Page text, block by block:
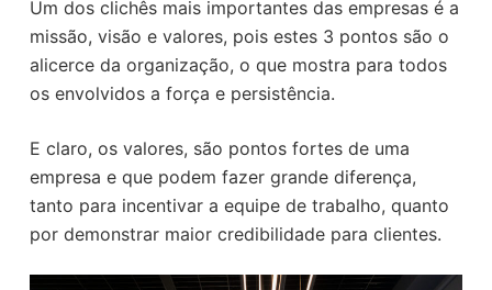
Um dos clichês mais importantes das empresas é a
missão, visão e valores, pois estes 3 pontos são o
alicerce da organização, o que mostra para todos
os envolvidos a força e persistência.
E claro, os valores, são pontos fortes de uma
empresa e que podem fazer grande diferença,
tanto para incentivar a equipe de trabalho, quanto
por demonstrar maior credibilidade para clientes.